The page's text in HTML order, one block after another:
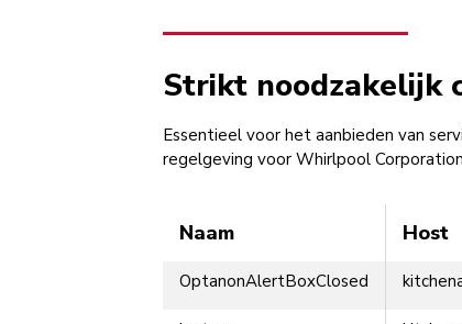
Strikt noodzakelijk
Essentieel voor het aanbieden van
regelgeving voor Whirlpool
Naam Host
OptanonAlertBoxClosed